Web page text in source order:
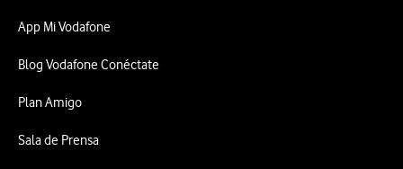
App Mi Vodafone
Blog Vodafone Conéctate
Plan Amigo
Sala de Prensa